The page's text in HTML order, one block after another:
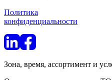
Политика
конфиденциальности
Зона, время, ассортимент и